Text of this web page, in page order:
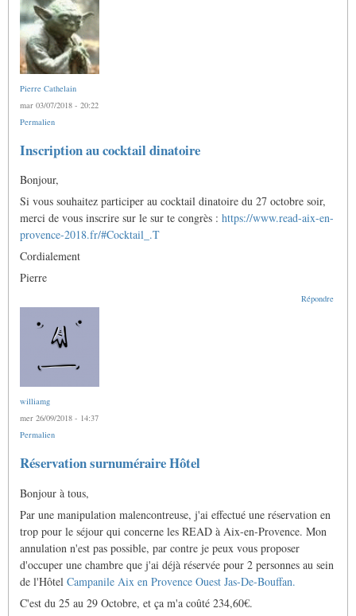
Pierre Cathelain
mar 03/07/2018 - 20:22
Permalien
Inscription au cocktail dinatoire
Bonjour,
Si vous souhaitez participer au cocktail dinatoire du 27 octobre soir,
merci de vous inscrire sur le sur te congrès : https://www.read-aix-en-
provence-2018.fr/#Cocktail_.T
Cordialement
Pierre
Répondre
williamg
mer 26/09/2018 - 14:37
Permalien
Réservation surnuméraire Hôtel
Bonjour à tous,
Par une manipulation malencontreuse, j'ai effectué une réservation en
trop pour le séjour qui concerne les READ à Aix-en-Provence. Mon
annulation n'est pas possible, par contre je peux vous proposer
d'occuper une chambre que j'ai déjà réservée pour 2 personnes au sein
de l'Hôtel Campanile Aix en Provence Ouest Jas-De-Bouffan.
C'est du 25 au 29 Octobre, et ça m'a coûté 234,60€.